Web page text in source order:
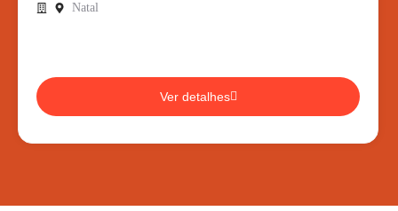
Natal
Ver detalhes